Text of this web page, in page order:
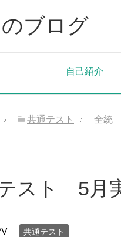
ブログ
自己紹介
共通テスト 全統
スト 5
共通テスト